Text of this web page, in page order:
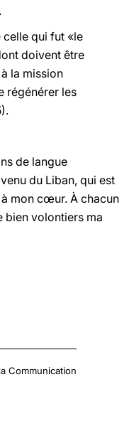
qui fut «le
doivent être
la mission
régénérer les
de langue
du Liban, qui est
mon cœur. À chacun
bien volontiers ma
Communication